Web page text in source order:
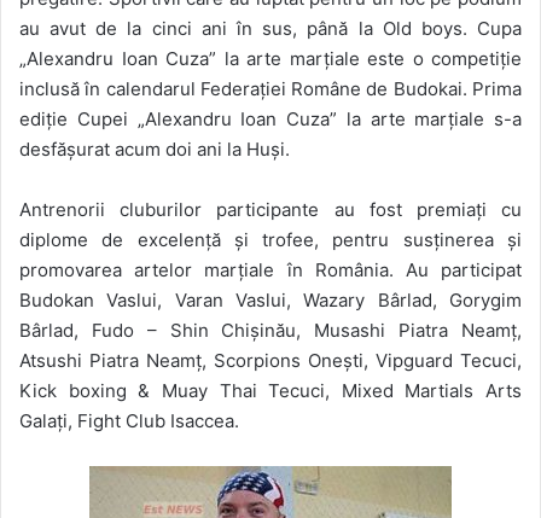
au avut de la cinci ani în sus, până la Old boys. Cupa
„Alexandru Ioan Cuza” la arte marțiale este o competiție
inclusă în calendarul Federației Române de Budokai. Prima
ediție Cupei „Alexandru Ioan Cuza” la arte marțiale s-a
desfășurat acum doi ani la Huși.
Antrenorii cluburilor participante au fost premiați cu
diplome de excelență și trofee, pentru susținerea și
promovarea artelor marțiale în România. Au participat
Budokan Vaslui, Varan Vaslui, Wazary Bârlad, Gorygim
Bârlad, Fudo – Shin Chișinău, Musashi Piatra Neamț,
Atsushi Piatra Neamț, Scorpions Onești, Vipguard Tecuci,
Kick boxing & Muay Thai Tecuci, Mixed Martials Arts
Galați, Fight Club Isaccea.